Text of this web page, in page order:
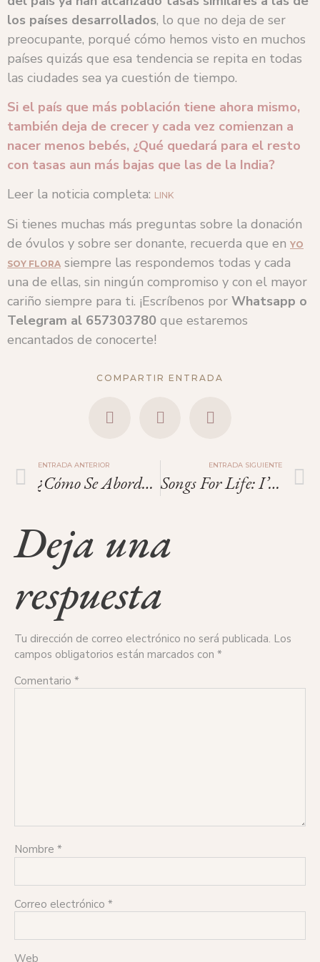
los países desarrollados, lo que no deja de ser
preocupante, porqué cómo hemos visto en muchos
países quizás que esa tendencia se repita en todas
las ciudades sea ya cuestión de tiempo.
Si el país que más población tiene ahora mismo,
también deja de crecer y cada vez comienzan a
nacer menos bebés, ¿Qué quedará para el resto
con tasas aun más bajas que las de la India?
Leer la noticia completa: LINK
Si tienes muchas más preguntas sobre la donación
de óvulos y sobre ser donante, recuerda que en YO
SOY FLORA siempre las respondemos todas y cada
una de ellas, sin ningún compromiso y con el mayor
cariño siempre para ti. ¡Escríbenos por Whatsapp o
Telegram al 657303780 que estaremos
encantados de conocerte!
COMPARTIR ENTRADA
ENTRADA ANTERIOR
¿Cómo Se Aborda La Confidencialidad Y Privacidad En La Donación De Óvulos?
ENTRADA SIGUIENTE
Songs For Life: I’m Every Woman.
Deja una
respuesta
Tu dirección de correo electrónico no será publicada. Los
campos obligatorios están marcados con *
Comentario *
Nombre *
Correo electrónico *
Web